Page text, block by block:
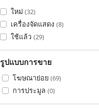
ใหม่ (32)
เครื่องจัดแสดง (8)
ใช้แล้ว (29)
รูปแบบการขาย
โฆษณาย่อย (69)
การประมูล (0)